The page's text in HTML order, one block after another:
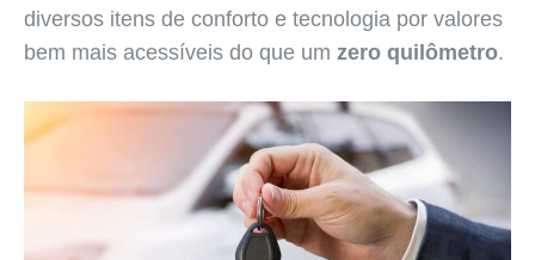
diversos itens de conforto e tecnologia por valores
bem mais acessíveis do que um zero quilômetro.